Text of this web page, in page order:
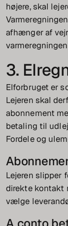
højere, skal
afhænger af
3.
Elforbruget er
Lejeren skal
abonnement
betaling til
Fordele og
Lejeren slipper
direkte kontakt
vælge